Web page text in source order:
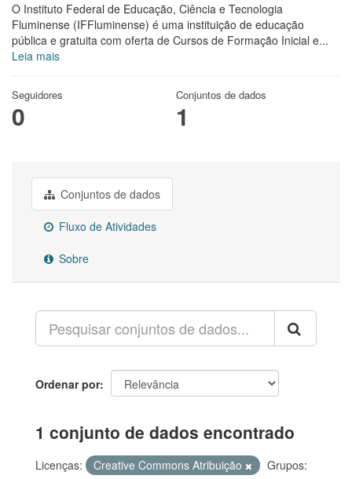
O Instituto Federal de Educação, Ciência e Tecnologia
Fluminense (IFFluminense) é uma instituição de educação
pública e gratuita com oferta de Cursos de Formação Inicial e...
Leia mais
Seguidores
0
Conjuntos de dados
1
Conjuntos de dados
Fluxo de Atividades
Sobre
Ordenar por
1 conjunto de dados encontrado
Licenças: Creative Commons Atribuição
Grupos: